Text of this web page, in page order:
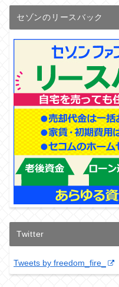
セゾンのリースバック
Twitter
Tweets by freedom_fire_